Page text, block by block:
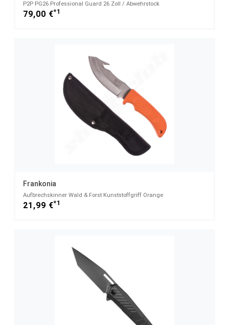
P2P PG26 Professional Guard 26 Zoll / Abwehrstock
79,00 €*1
Frankonia
Aufbrechskinner Wald & Forst Kunststoffgriff Orange
21,99 €*1